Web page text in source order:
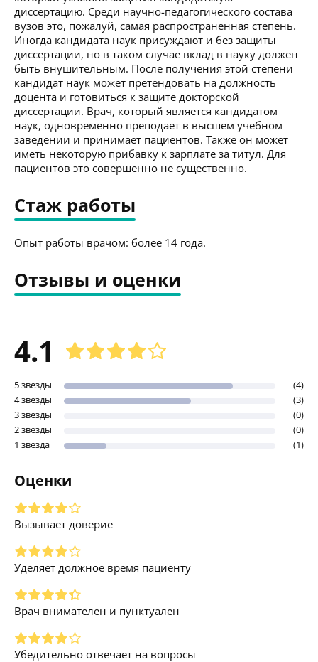
диссертацию. Среди научно-педагогического состава
вузов это, пожалуй, самая распространенная степень.
Иногда кандидата наук присуждают и без защиты
диссертации, но в таком случае вклад в науку должен
быть внушительным. После получения этой степени
кандидат наук может претендовать на должность
доцента и готовиться к защите докторской
диссертации. Врач, который является кандидатом
наук, одновременно преподает в высшем учебном
заведении и принимает пациентов. Также он может
иметь некоторую прибавку к зарплате за титул. Для
пациентов это совершенно не существенно.
Стаж работы
Опыт работы врачом: более 14 года.
Отзывы и оценки
4.1
5 звезды
(4)
4 звезды
(3)
3 звезды
(0)
2 звезды
(0)
1 звезда
(1)
Оценки
Вызывает доверие
Уделяет должное время пациенту
Врач внимателен и пунктуален
Убедительно отвечает на вопросы